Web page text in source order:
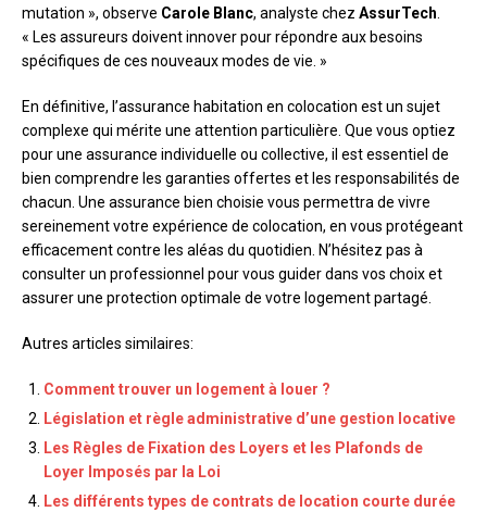
mutation », observe Carole Blanc, analyste chez AssurTech
« Les assureurs doivent innover pour répondre aux besoins
spécifiques de ces nouveaux modes de vie. »
En définitive, l’assurance habitation en colocation est un sujet
complexe qui mérite une attention particulière. Que vous optiez
pour une assurance individuelle ou collective, il est essentiel de
bien comprendre les garanties offertes et les responsabilités de
chacun. Une assurance bien choisie vous permettra de vivre
sereinement votre expérience de colocation, en vous protégeant
efficacement contre les aléas du quotidien. N’hésitez pas à
consulter un professionnel pour vous guider dans vos choix et
assurer une protection optimale de votre logement partagé.
Autres articles similaires:
Comment trouver un logement à louer ?
Législation et règle administrative d’une gestion locative
Les Règles de Fixation des Loyers et les Plafonds de
Loyer Imposés par la Loi
Les différents types de contrats de location courte durée